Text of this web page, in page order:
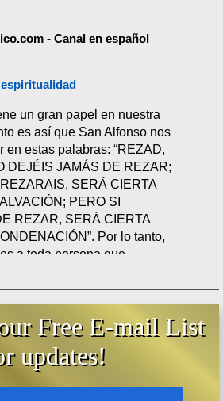
- Canal en español
un gran papel en nuestra
es así que San Alfonso nos
en estas palabras: “REZAD,
DEJÉIS JAMÁS DE REZAR;
SERÁ CIERTA
PERO SI
REZAR, SERÁ CIERTA
Por lo tanto,
a toda persona que
salvar su alma y
la verdadera fe católica en
terrible que ahora vivimos,
el Santo Rosario de 15
de esa manera no solo
sino que salvaran otros en
oraciones. La conversión y
Free E-mail List
updates!